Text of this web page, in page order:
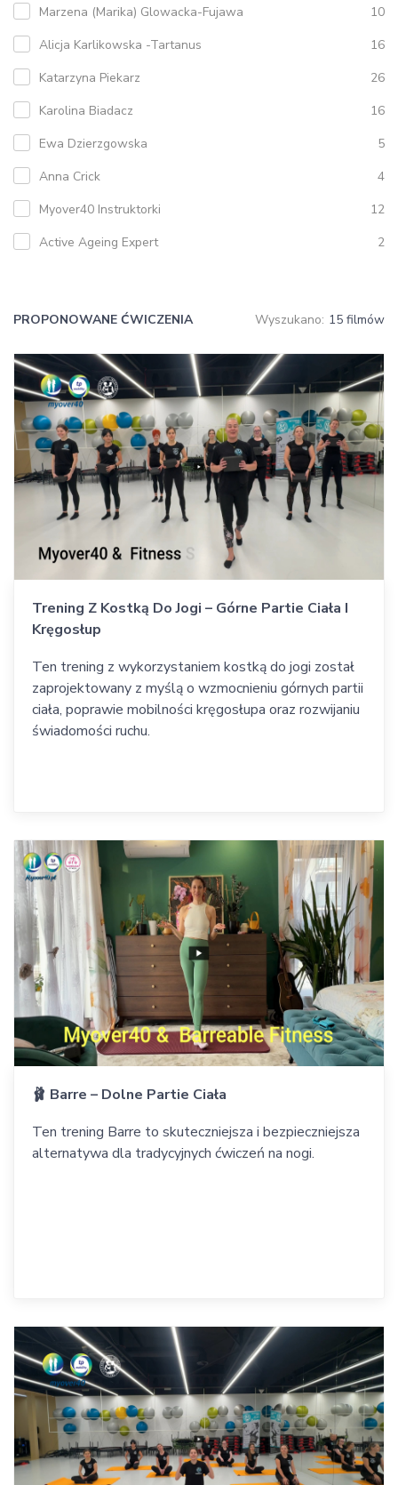
Marzena (Marika) Glowacka-Fujawa
10
Alicja Karlikowska -Tartanus
16
Katarzyna Piekarz
26
Karolina Biadacz
16
Ewa Dzierzgowska
5
Anna Crick
4
Myover40 Instruktorki
12
Active Ageing Expert
2
PROPONOWANE ĆWICZENIA Wyszukano: 15 filmów
Trening Z Kostką Do Jogi – Górne Partie Ciała I
Kręgosłup
Ten trening z wykorzystaniem kostką do jogi został
zaprojektowany z myślą o wzmocnieniu górnych partii
ciała, poprawie mobilności kręgosłupa oraz rozwijaniu
świadomości ruchu.
🩰 Barre – Dolne Partie Ciała
Ten trening Barre to skuteczniejsza i bezpieczniejsza
alternatywa dla tradycyjnych ćwiczeń na nogi.